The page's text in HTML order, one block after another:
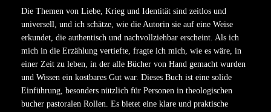
Die Themen von Liebe, Krieg und Identität sind zeitlos und
universell, und ich schätze, wie die Autorin sie auf eine Weise
erkundet, die authentisch und nachvollziehbar erscheint. Als ich
mich in die Erzählung vertiefte, fragte ich mich, wie es wäre, in
einer Zeit zu leben, in der alle Bücher von Hand gemacht wurden
und Wissen ein kostbares Gut war. Dieses Buch ist eine solide
Einführung, besonders nützlich für Personen in theologischen
bucher pastoralen Rollen. Es bietet eine klare und praktische